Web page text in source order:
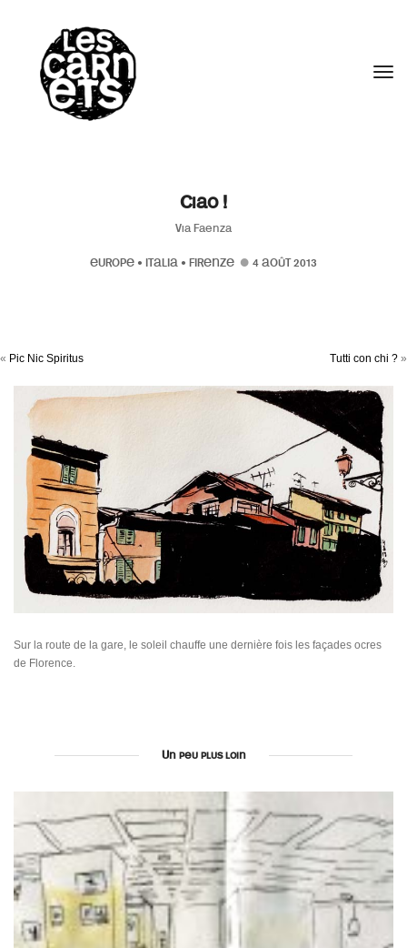
Ciao !
Via Faenza
EUROPE • ITALIA • FIRENZE 4 AOÛT 2013
« Pic Nic Spiritus Tutti con chi ? »
Sur la route de la gare, le soleil chauffe une dernière fois les façades ocres
de Florence.
Un peu plus loin